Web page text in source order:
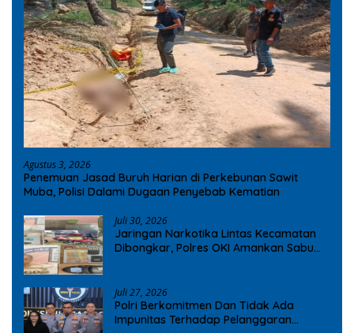
Agustus 3, 2026
Penemuan Jasad Buruh Harian di Perkebunan Sawit
Muba, Polisi Dalami Dugaan Penyebab Kematian
Juli 30, 2026
Jaringan Narkotika Lintas Kecamatan
Dibongkar, Polres OKI Amankan Sabu
Juli 27, 2026
Polri Berkomitmen Dan Tidak Ada
Impunitas Terhadap Pelanggaran